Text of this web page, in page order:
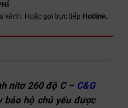
kênh. Hoặc gọi trực tiếp Hotline.
nitơ 260 độ C – C&G
hộ chủ yếu được